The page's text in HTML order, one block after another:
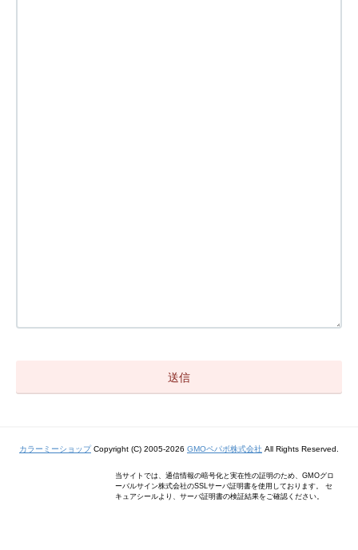
カラーミーショップCopyright (C) 2005-2026 GMOペパボ株式会社 All Rights Reserved.
当サイトでは、通信情報の暗号化と実在性の証明のため、GMOグロ
ーバルサイン株式会社のSSLサーバ証明書を使用しております。 セ
キュアシールより、サーバ証明書の検証結果をご確認ください。